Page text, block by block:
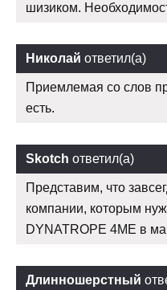
шизиком.
Николай ответил(а)
Приемлемая со слов
есть.
Skotch ответил(а)
Представим, что
компании, которым
DYNATROPE 4ME в
Длинношерстный